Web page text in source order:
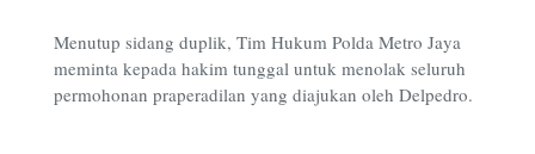
Menutup sidang duplik, Tim Hukum Polda Metro Jaya
meminta kepada hakim tunggal untuk menolak seluruh
permohonan praperadilan yang diajukan oleh Delpedro.